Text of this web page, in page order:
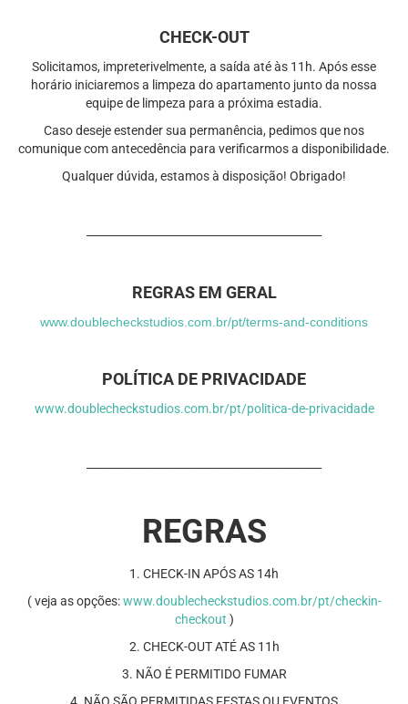
CHECK-OUT
Solicitamos, impreterivelmente, a saída até às 11h. Após esse
horário iniciaremos a limpeza do apartamento junto da nossa
equipe de limpeza para a próxima estadia.
Caso deseje estender sua permanência, pedimos que nos
comunique com antecedência para verificarmos a disponibilidade.
Qualquer dúvida, estamos à disposição! Obrigado!
REGRAS EM GERAL
www.doublecheckstudios.com.br/pt/terms-and-conditions
POLÍTICA DE PRIVACIDADE
www.doublecheckstudios.com.br/pt/politica-de-privacidade
REGRAS
1. CHECK-IN APÓS AS 14h
( veja as opções:www.doublecheckstudios.com.br/pt/checkin-
checkout )
2. CHECK-OUT ATÉ AS 11h
3. NÃO É PERMITIDO FUMAR